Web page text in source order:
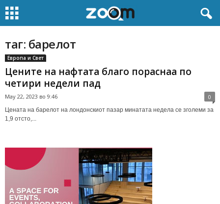
таг: барелот
Европа и Свет
Цените на нафтата благо пораснаа по
четири недели пад
May 22, 2023 во 9:46 0
Цената на барелот на лондонскиот пазар минатата недела се зголеми за
1,9 отсто,...